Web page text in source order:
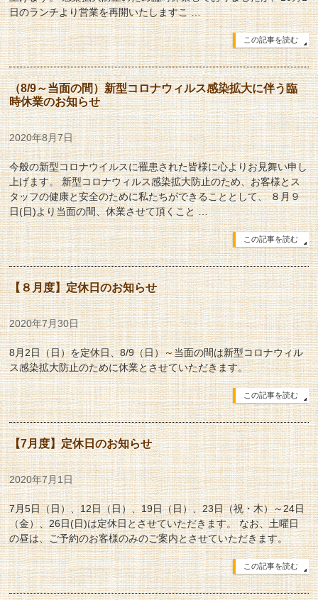
日のランチより営業を再開いたしますこ …
この記事を読む
（8/9～当面の間）新型コロナウィルス感染拡大に伴う臨
時休業のお知らせ
2020年8月7日
今般の新型コロナウイルスに罹患された皆様に心よりお見舞い申し
上げます。 新型コロナウィルス感染拡大防止のため、お客様とス
タッフの健康と安全のために私たちができることとして、 ８月９
日(日)より当面の間、休業させて頂くこと …
この記事を読む
【８月度】定休日のお知らせ
2020年7月30日
8月2日（日）を定休日、8/9（日）～当面の間は新型コロナウィル
ス感染拡大防止のために休業とさせていただきます。
この記事を読む
【7月度】定休日のお知らせ
2020年7月1日
7月5日（日）、12日（日）、19日（日）、23日（祝・木）～24日
（金）、26日(日)は定休日とさせていただきます。 なお、土曜日
の昼は、ご予約のお客様のみのご案内とさせていただきます。
この記事を読む